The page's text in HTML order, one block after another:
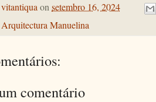
vitantiquaonsetembro 16, 2024
Arquitectura Manuelina
comentário